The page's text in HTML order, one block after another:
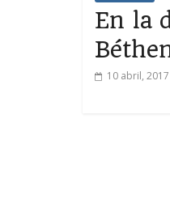
En la
10 abril, 2017